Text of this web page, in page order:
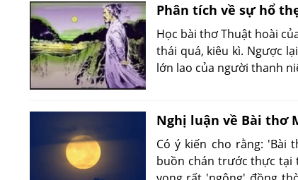
Phân tích về sự hổ
Học bài thơ Thuật hoài
thái quá, kiêu kì. Ngược
lớn lao của người thanh
Nghị luận về Bài thơ
Có ý kiến cho rằng: 'Bài
buồn chán trước thực tại